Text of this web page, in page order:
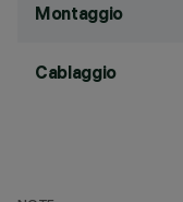
Montaggio
Cablaggio